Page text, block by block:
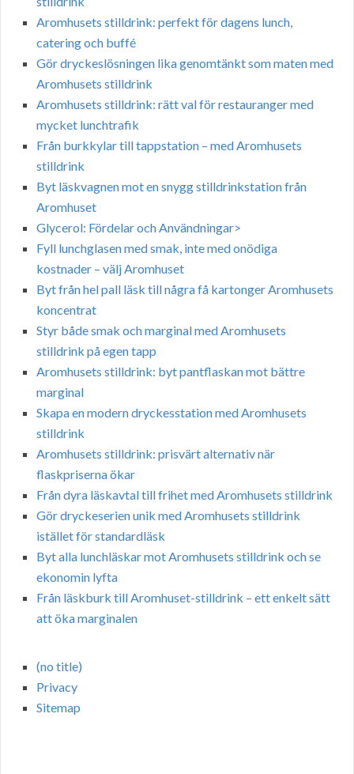
Aromhusets stilldrink: perfekt för dagens lunch,
catering och buffé
Gör dryckeslösningen lika genomtänkt som maten med
Aromhusets stilldrink
Aromhusets stilldrink: rätt val för restauranger med
mycket lunchtrafik
Från burkkylar till tappstation – med Aromhusets
stilldrink
Byt läskvagnen mot en snygg stilldrinkstation från
Aromhuset
Glycerol: Fördelar och Användningar>
Fyll lunchglasen med smak, inte med onödiga
kostnader – välj Aromhuset
Byt från hel pall läsk till några få kartonger Aromhusets
koncentrat
Styr både smak och marginal med Aromhusets
stilldrink på egen tapp
Aromhusets stilldrink: byt pantflaskan mot bättre
marginal
Skapa en modern dryckesstation med Aromhusets
stilldrink
Aromhusets stilldrink: prisvärt alternativ när
flaskpriserna ökar
Från dyra läskavtal till frihet med Aromhusets stilldrink
Gör dryckeserien unik med Aromhusets stilldrink
istället för standardläsk
Byt alla lunchläskar mot Aromhusets stilldrink och se
ekonomin lyfta
Från läskburk till Aromhuset-stilldrink – ett enkelt sätt
att öka marginalen
(no title)
Privacy
Sitemap